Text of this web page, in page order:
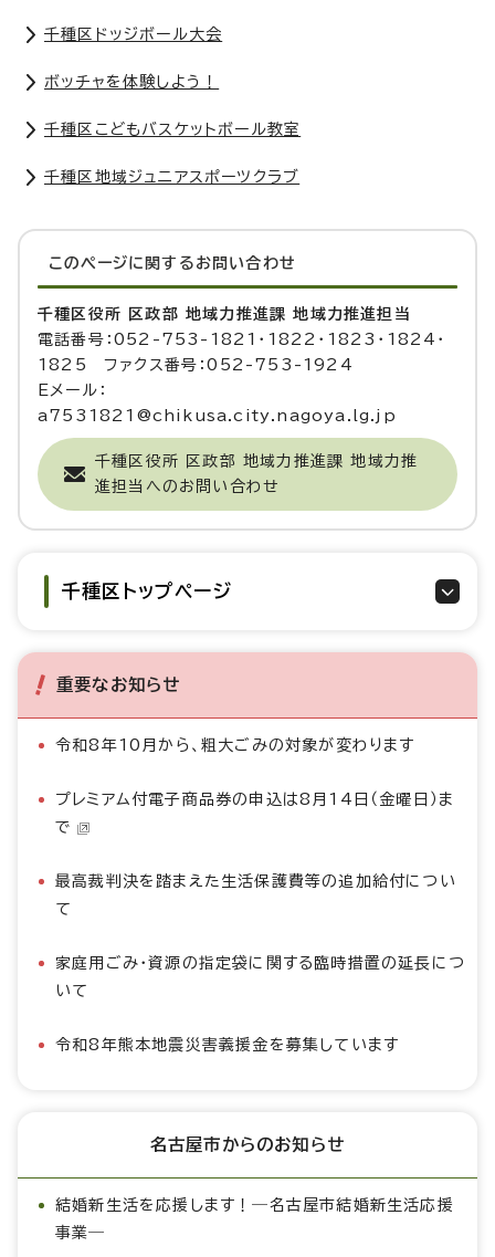
千種区ドッジボール大会
ボッチャを体験しよう！
千種区こどもバスケットボール教室
千種区地域ジュニアスポーツクラブ
このページに関する お問い合わせ
千種区役所 区政部 地域力推進課 地域力推進担当
電話番号：052-753-1821・1822・1823・1824・
1825 ファクス番号：052-753-1924
Eメール：
a7531821@chikusa.city.nagoya.lg.jp
千種区役所 区政部 地域力推進課 地域力推
進担当へのお問い合わせ
千種区トップページ
重要なお知らせ
令和8年10月から、粗大ごみの対象が変わります
プレミアム付電子商品券の申込は8月14日（金曜日）ま
で
最高裁判決を踏まえた生活保護費等の追加給付につい
て
家庭用ごみ・資源の指定袋に関する臨時措置の延長につ
いて
令和8年熊本地震災害義援金を募集しています
名古屋市からのお知らせ
結婚新生活を応援します！―名古屋市結婚新生活応援
事業―